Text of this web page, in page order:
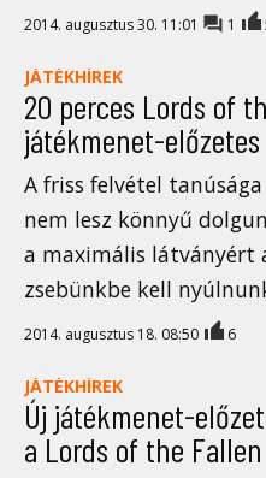
2014. augusztus 30. 11:01 1
JÁTÉKHÍREK
20 perces Lords of
játékmenet-előzetes
A friss felvétel
nem lesz könnyű
a maximális látványért
zsebünkbe kell
2014. augusztus 18. 08:50 6
JÁTÉKHÍREK
Új játékmenet-
a Lords of the Fallen